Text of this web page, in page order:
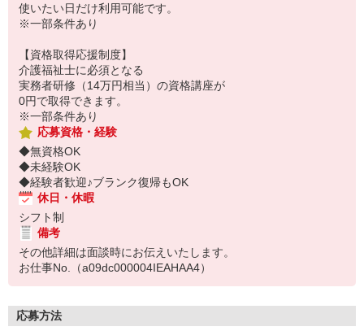
使いたい日だけ利用可能です。
※一部条件あり
【資格取得応援制度】
介護福祉士に必須となる
実務者研修（14万円相当）の資格講座が
0円で取得できます。
※一部条件あり
応募資格・経験
◆無資格OK
◆未経験OK
◆経験者歓迎♪ブランク復帰もOK
休日・休暇
シフト制
備考
その他詳細は面談時にお伝えいたします。
お仕事No.（a09dc000004IEAHAA4）
応募方法